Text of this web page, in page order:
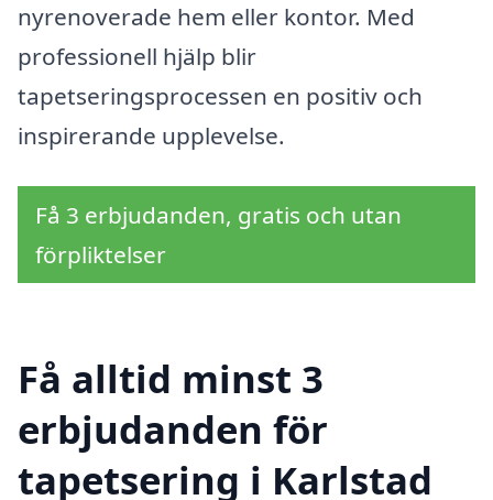
nyrenoverade hem eller kontor. Med
professionell hjälp blir
tapetseringsprocessen en positiv och
inspirerande upplevelse.
Få 3 erbjudanden, gratis och utan
förpliktelser
Få alltid minst 3
erbjudanden för
tapetsering i Karlstad